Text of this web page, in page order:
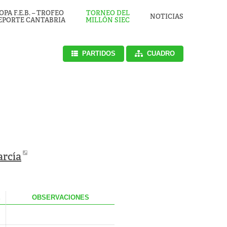
F.E.B. – TROFEO
CANTABRIA
TORNEO DEL
MILLÓN SIEC
NOTICIAS
PARTIDOS CUADRO
OBS ERVACIONES